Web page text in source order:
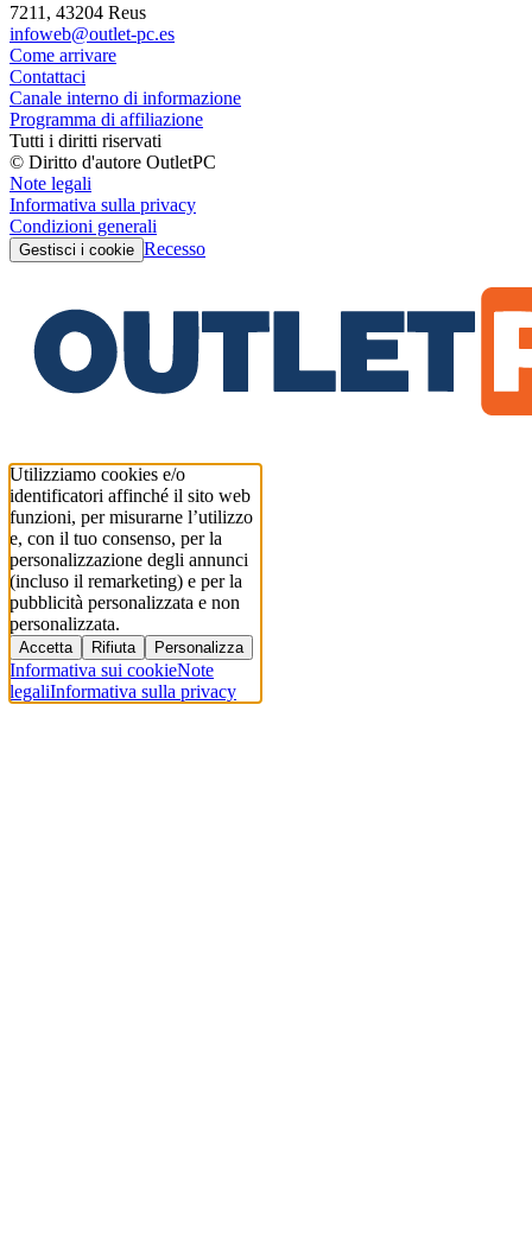
7211, 43204 Reus
infoweb@outlet-pc.es
Come arrivare
Contattaci
Canale interno di informazione
Programma di affiliazione
Tutti i diritti riservati
© Diritto d'autore OutletPC
Note legali
Informativa sulla privacy
Condizioni generali
Gestisci i cookie Recesso
Utilizziamo cookies e/o
identificatori affinché il sito web
funzioni, per misurarne l’utilizzo
e, con il tuo consenso, per la
personalizzazione degli annunci
(incluso il remarketing) e per la
pubblicità personalizzata e non
personalizzata.
Accetta Rifiuta Personalizza
Informativa sui cookieNote
legaliInformativa sulla privacy